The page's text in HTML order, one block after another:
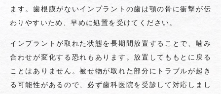
ます。歯根膜がないインプラントの歯は顎の骨に衝撃が伝
わりやすいため、早めに処置を受けてください。
インプラントが取れた状態を長期間放置することで、噛み
合わせが変化する恐れもあります。放置してももとに戻る
ことはありません。被せ物が取れた部分にトラブルが起き
る可能性があるので、必ず歯科医院を受診して対応しまし